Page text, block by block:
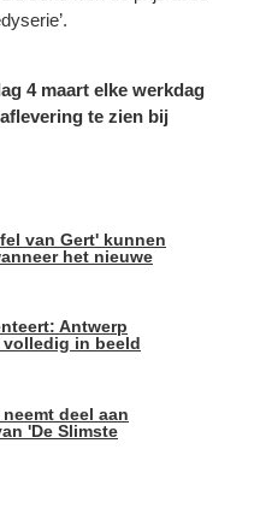
4 maart elke werkdag
te zien bij
van Gert' kunnen
het nieuwe
Antwerp
volledig in beeld
deel aan
'De Slimste